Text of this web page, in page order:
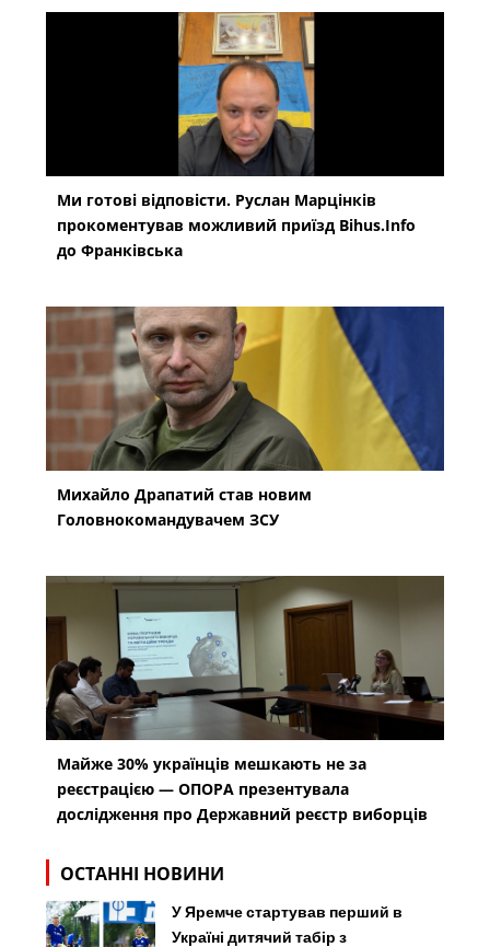
Ми готові відповісти. Руслан Марцінків
прокоментував можливий приїзд Bihus.Info
до Франківська
Михайло Драпатий став новим
Головнокомандувачем ЗСУ
Майже 30% українців мешкають не за
реєстрацією — ОПОРА презентувала
дослідження про Державний реєстр виборців
ОСТАННІ НОВИНИ
У Яремче стартував перший в
Україні дитячий табір з